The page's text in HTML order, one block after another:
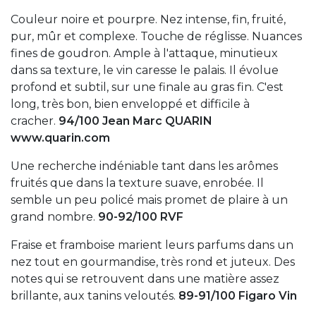
Couleur noire et pourpre. Nez intense, fin, fruité,
pur, mûr et complexe. Touche de réglisse. Nuances
fines de goudron. Ample à l'attaque, minutieux
dans sa texture, le vin caresse le palais. Il évolue
profond et subtil, sur une finale au gras fin. C'est
long, très bon, bien enveloppé et difficile à
cracher. 94/100 Jean Marc QUARIN
www.quarin.com
Une recherche indéniable tant dans les arômes
fruités que dans la texture suave, enrobée. Il
semble un peu policé mais promet de plaire à un
grand nombre. 90-92/100 RVF
Fraise et framboise marient leurs parfums dans un
nez tout en gourmandise, très rond et juteux. Des
notes qui se retrouvent dans une matière assez
brillante, aux tanins veloutés. 89-91/100 Figaro Vin